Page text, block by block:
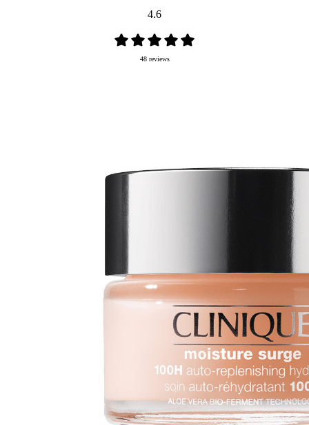
4.6
48 reviews